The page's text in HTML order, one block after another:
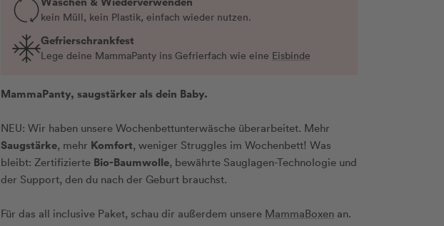
kein Müll, kein Plastik, einfach wieder nutzen.
Gefrierschrankfest
Lege deine MammaPanty ins Gefrierfach wie eine Eisbinde
MammaPanty, saugstärker als dein Baby.
NEU: Wir haben unsere Wochenbettunterwäsche überarbeitet. Mehr
Saugstärke, mehr Komfort, weniger Struggles im Wochenbett! Was
bleibt: Zertifizierte Bio-Baumwolle, bewährte Sauglagen-Technologie und
der Support, den du nach der Geburt brauchst.
Für das all inclusive Paket, schau dir außerdem unsere MammaBoxenan.